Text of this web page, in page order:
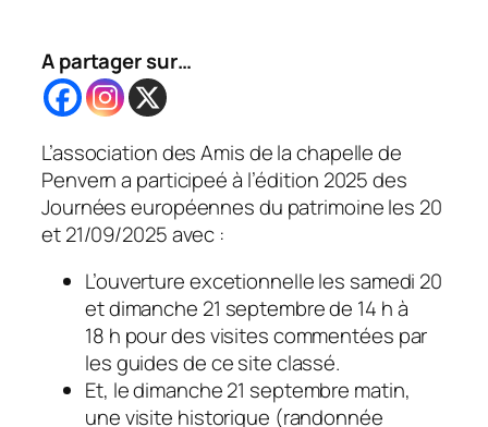
A partager sur…
L’association des Amis de la chapelle de
Penvern a participeé à l’édition 2025 des
Journées européennes du patrimoine les 20
et 21/09/2025 avec :
L’ouverture excetionnelle les samedi 20
et dimanche 21 septembre de 14 h à
18 h pour des visites commentées par
les guides de ce site classé.
Et, le dimanche 21 septembre matin,
une visite historique (randonnée